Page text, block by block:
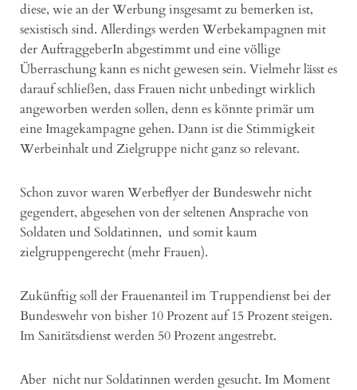
diese, wie an der Werbung insgesamt zu bemerken ist,
sexistisch sind. Allerdings werden Werbekampagnen mit
der AuftraggeberIn abgestimmt und eine völlige
Überraschung kann es nicht gewesen sein. Vielmehr lässt es
darauf schließen, dass Frauen nicht unbedingt wirklich
angeworben werden sollen, denn es könnte primär um
eine Imagekampagne gehen. Dann ist die Stimmigkeit
Werbeinhalt und Zielgruppe nicht ganz so relevant.
Schon zuvor waren Werbeflyer der Bundeswehr nicht
gegendert, abgesehen von der seltenen Ansprache von
Soldaten und Soldatinnen, und somit kaum
zielgruppengerecht (mehr Frauen).
Zukünftig soll der Frauenanteil im Truppendienst bei der
Bundeswehr von bisher 10 Prozent auf 15 Prozent steigen.
Im Sanitätsdienst werden 50 Prozent angestrebt.
Aber nicht nur Soldatinnen werden gesucht. Im Moment